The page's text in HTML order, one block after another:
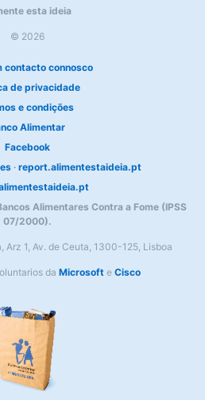
esta ideia
© 2026
contacto connosco
de privacidade
e condições
Alimentar
Facebook
· report.alimentestaideia.pt
Alimentares Contra a Fome (IPSS
07/2000).
Arz 1, Av. de Ceuta, 1300-125, Lisboa
da Microsoft e Cisco